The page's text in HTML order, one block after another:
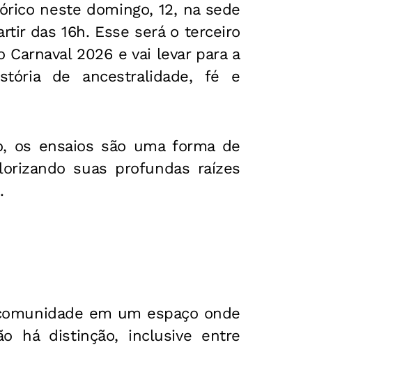
neste domingo, 12, na sede
das 16h. Esse será o terceiro
2026 e vai levar para a
de ancestralidade, fé e
os ensaios são uma forma de
suas profundas raízes
em um espaço onde
há distinção, inclusive entre